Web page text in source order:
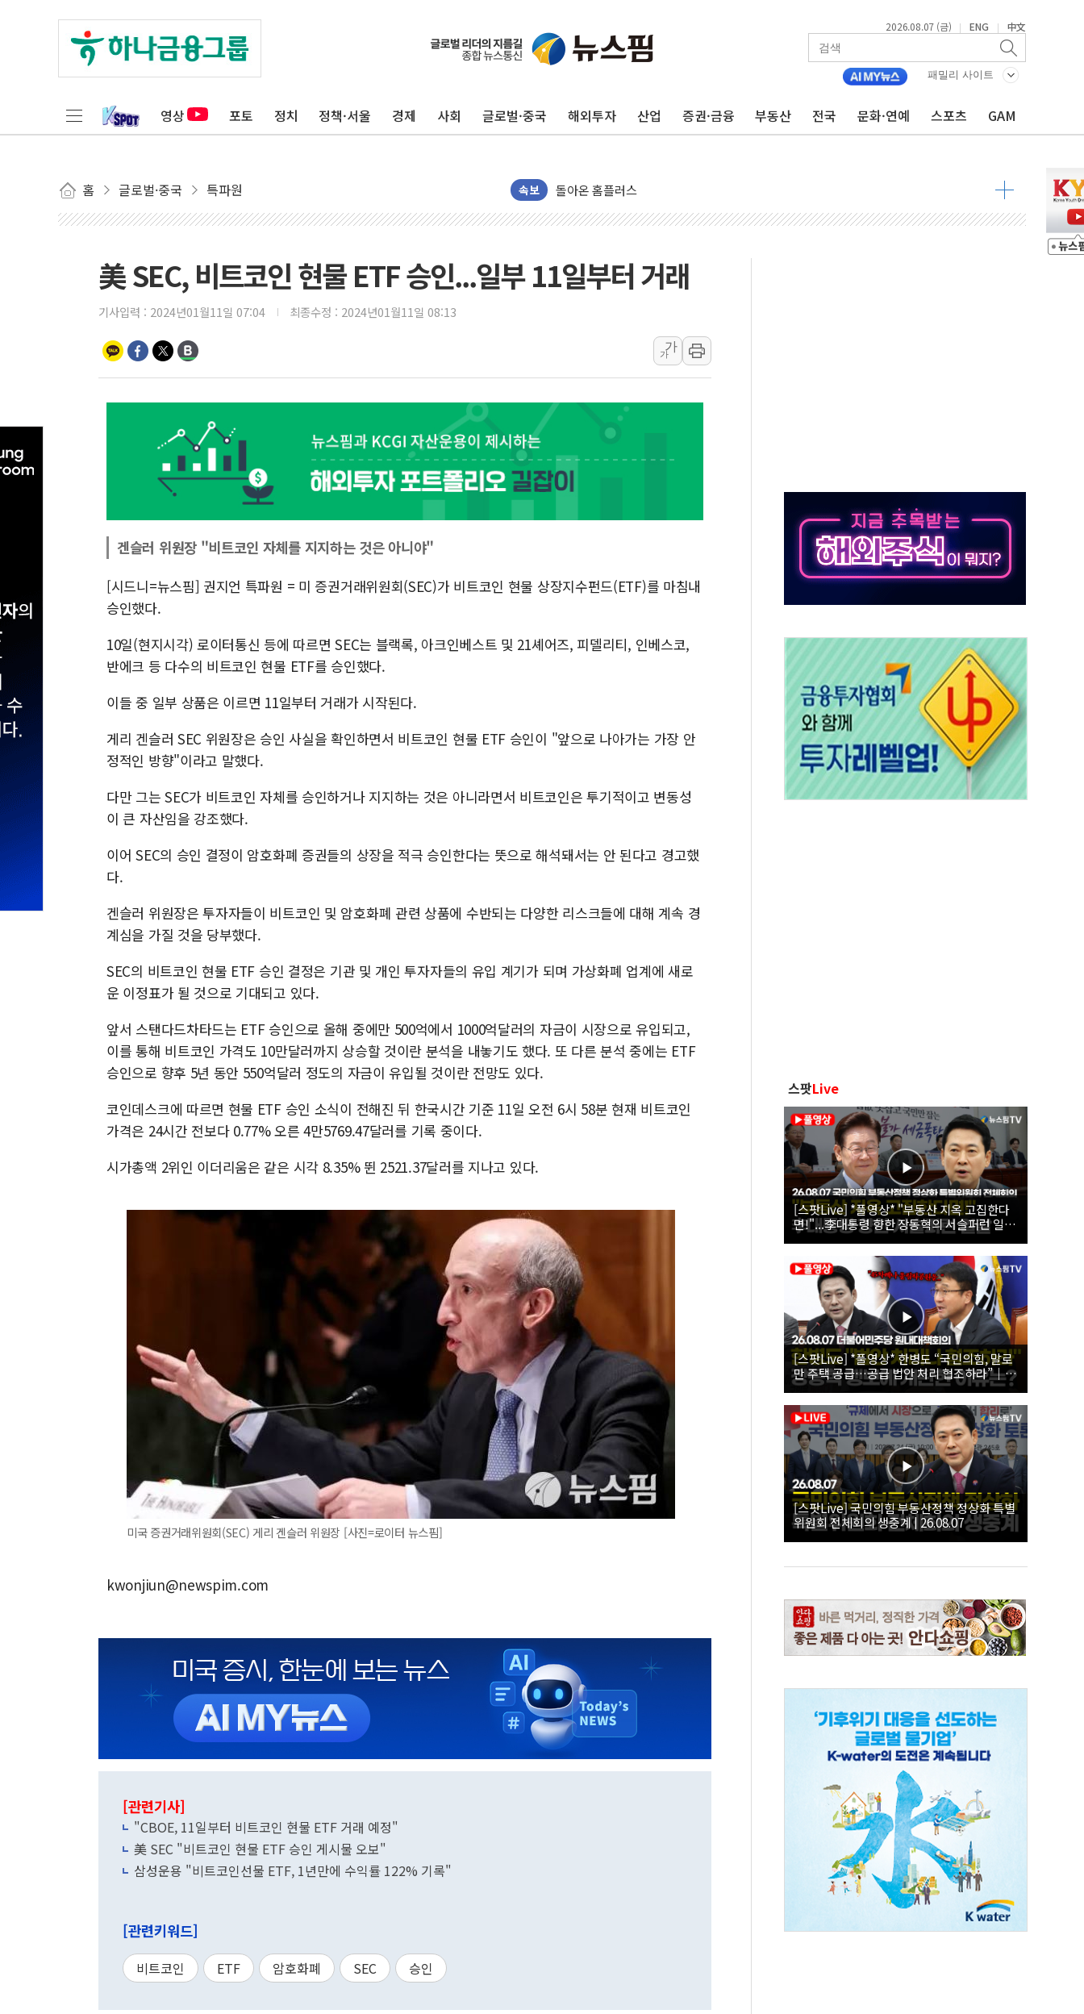
2026.08.07 (금) | ENG | 中文
패밀리 사이트
영상 포토 정치 정책·서울 경제 사회 글로벌·중국 해외투자 산업 증권·금융 부동산 전국 문화·연예 스포츠 GAM
홈 글로벌·중국 특파원 속보
수박으로 여름 나는 하마
캠코, 5918억원 규모 압류재산 1506건 공매
[시승기] 공간·승차감 잡은 볼보 EX90…'올 터치'는 호불호
돌아온 홈플러스
[종합] 청도 흥선리 야산 산불 1시간36분만에 주불진화....인명피해 없어
라인게임즈, '콰이어트' 테스트 참가자 3만 명 돌파
에어로케이항공, 청주-중국 청두 노선 운항허가 취득...중국 노선 다변화
SKT, '8월 월간 럭키 페스타' 실시...휴대폰 결제 최대 6000원 할인
LG헬로비전 '헬로모바일', 교보문고 제휴 전자책 요금제 출시
KTis, 02-114로 카카오 T 택시 호출 서비스
해군1함대 '창설 80주년' 기념식...지역축제 '불금전파, 송정'과 상생
원주시, 첨단의료복합단지 지정 준비 본격화…'AI 데이터 기반 메디테크 혁신허브' 구상
삼척시, 무건리 이끼폭포 생태탐방로 출입 통제
전남광주 화정역 인근 도로 4중 추돌…1명 심정지·5명 부상
'해병 순직 책임' 임성근 전 사단장 항소심도 징역 3년
美 SEC, 비트코인 현물 ETF 승인...일부 11일부터 거래
기사입력 : 2024년01월11일 07:04 최종수정 : 2024년01월11일 08:13
가
가
겐슬러 위원장 "비트코인 자체를 지지하는 것은 아니야"
[시드니=뉴스핌] 권지언 특파원 = 미 증권거래위원회(SEC)가 비트코인 현물 상장지수펀드(ETF)를 마침내
승인했다.
10일(현지시각) 로이터통신 등에 따르면 SEC는 블랙록, 아크인베스트 및 21셰어즈, 피델리티, 인베스코,
반에크 등 다수의 비트코인 현물 ETF를 승인했다.
이들 중 일부 상품은 이르면 11일부터 거래가 시작된다.
게리 겐슬러 SEC 위원장은 승인 사실을 확인하면서 비트코인 현물 ETF 승인이 "앞으로 나아가는 가장 안
정적인 방향"이라고 말했다.
다만 그는 SEC가 비트코인 자체를 승인하거나 지지하는 것은 아니라면서 비트코인은 투기적이고 변동성
이 큰 자산임을 강조했다.
이어 SEC의 승인 결정이 암호화폐 증권들의 상장을 적극 승인한다는 뜻으로 해석돼서는 안 된다고 경고했
다.
겐슬러 위원장은 투자자들이 비트코인 및 암호화폐 관련 상품에 수반되는 다양한 리스크들에 대해 계속 경
계심을 가질 것을 당부했다.
SEC의 비트코인 현물 ETF 승인 결정은 기관 및 개인 투자자들의 유입 계기가 되며 가상화폐 업계에 새로
운 이정표가 될 것으로 기대되고 있다.
앞서 스탠다드차타드는 ETF 승인으로 올해 중에만 500억에서 1000억달러의 자금이 시장으로 유입되고,
이를 통해 비트코인 가격도 10만달러까지 상승할 것이란 분석을 내놓기도 했다. 또 다른 분석 중에는 ETF
승인으로 향후 5년 동안 550억달러 정도의 자금이 유입될 것이란 전망도 있다.
코인데스크에 따르면 현물 ETF 승인 소식이 전해진 뒤 한국시간 기준 11일 오전 6시 58분 현재 비트코인
가격은 24시간 전보다 0.77% 오른 4만5769.47달러를 기록 중이다.
시가총액 2위인 이더리움은 같은 시각 8.35% 뛴 2521.37달러를 지나고 있다.
미국 증권거래위원회(SEC) 게리 겐슬러 위원장 [사진=로이터 뉴스핌]
kwonjiun@newspim.com
[관련기사]
"CBOE, 11일부터 비트코인 현물 ETF 거래 예정"
美 SEC "비트코인 현물 ETF 승인 게시물 오보"
삼성운용 "비트코인선물 ETF, 1년만에 수익률 122% 기록"
[관련키워드]
비트코인 ETF 암호화폐 SEC 승인
스팟Live
[스팟Live] *풀영상* "부동산 지옥 고집한다
면!"...李대통령 향한 장동혁의 서슬퍼런 일갈
| 26.08.07 국민의힘 부동산정책 정상화 특별
위원회 전체회의
[스팟Live] *풀영상* 한병도 “국민의힘, 말로
만 주택 공급…공급 법안 처리 협조하라”｜
26.08.07 더불어민주당 원내대책회의
[스팟Live] 국민의힘 부동산정책 정상화 특별
위원회 전체회의 생중계 | 26.08.07